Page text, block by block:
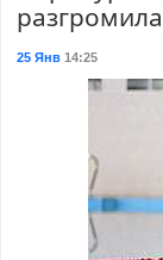
25 Янв14:25